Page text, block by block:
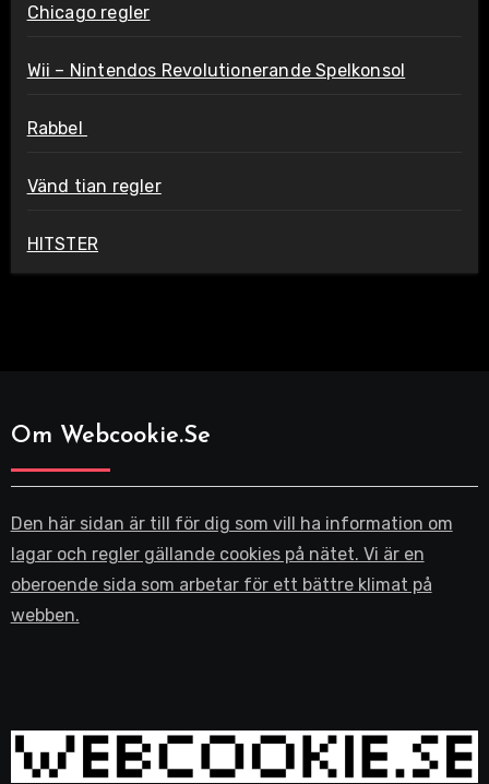
Chicago regler
Wii – Nintendos Revolutionerande Spelkonsol
Rabbel
Vänd tian regler
HITSTER
Om Webcookie.se
Den här sidan är till för dig som vill ha information om
lagar och regler gällande cookies på nätet. Vi är en
oberoende sida som arbetar för ett bättre klimat på
webben.